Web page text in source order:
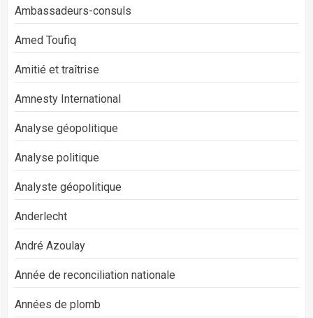
Ambassadeurs-consuls
Amed Toufiq
Amitié et traîtrise
Amnesty International
Analyse géopolitique
Analyse politique
Analyste géopolitique
Anderlecht
André Azoulay
Année de reconciliation nationale
Années de plomb